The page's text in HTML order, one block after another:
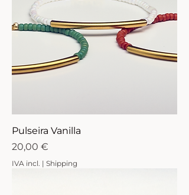
Pulseira Vanilla
Preço
20,00 €
IVA incl. | Shipping